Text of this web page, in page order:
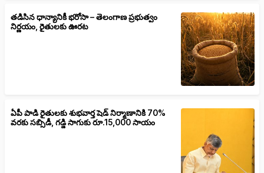
తడిసిన ధాన్యానికీ భరోసా – తెలంగాణ ప్రభుత్వం
నిర్ణయం, రైతులకు ఊరట
ఏపీ పాడి రైతులకు శుభవార్త షెడ్ నిర్మాణానికి 70%
వరకు సబ్సిడీ, గడ్డి సాగుకు రూ.15,000 సాయం